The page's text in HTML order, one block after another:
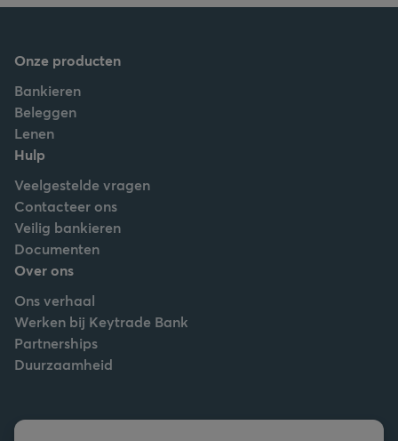
Onze producten
Bankieren
Beleggen
Lenen
Hulp
Veelgestelde vragen
Contacteer ons
Veilig bankieren
Documenten
Over ons
Ons verhaal
Werken bij Keytrade Bank
Partnerships
Duurzaamheid